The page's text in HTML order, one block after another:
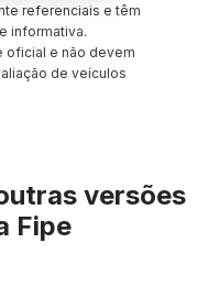
referenciais e têm
informativa.
oficial e não devem
de veículos
versões
Fipe